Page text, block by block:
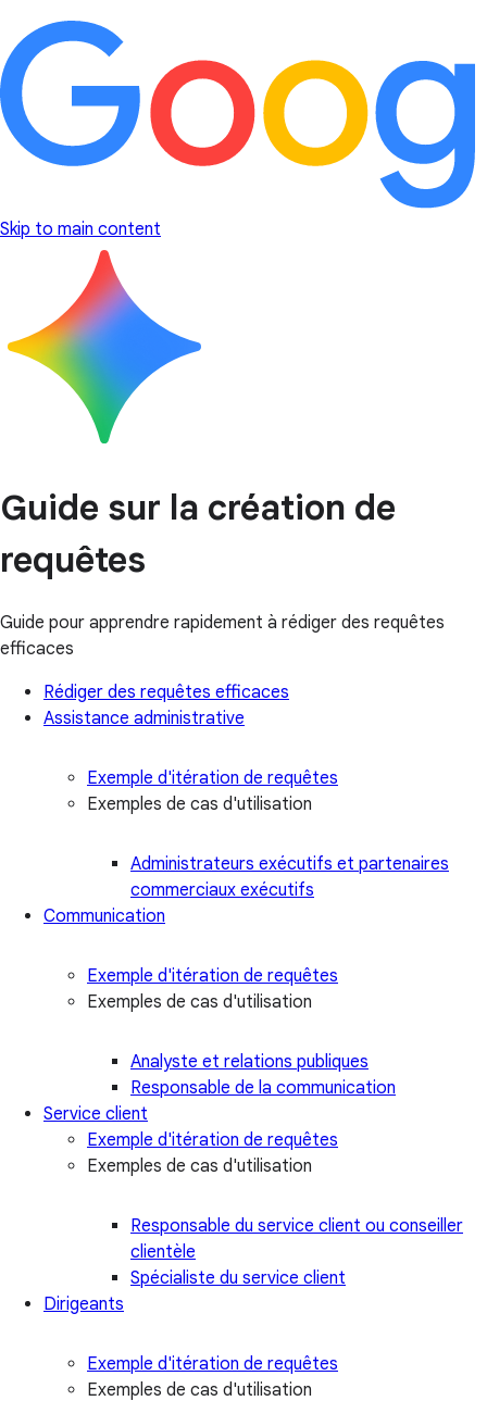
Skip to main content
Guide sur la création de
requêtes
Guide pour apprendre rapidement à rédiger des requêtes
efficaces
Rédiger des requêtes efficaces
Assistance administrative
Exemple d'itération de requêtes
Exemples de cas d'utilisation
Administrateurs exécutifs et partenaires
commerciaux exécutifs
Communication
Exemple d'itération de requêtes
Exemples de cas d'utilisation
Analyste et relations publiques
Responsable de la communication
Service client
Exemple d'itération de requêtes
Exemples de cas d'utilisation
Responsable du service client ou conseiller
clientèle
Spécialiste du service client
Dirigeants
Exemple d'itération de requêtes
Exemples de cas d'utilisation